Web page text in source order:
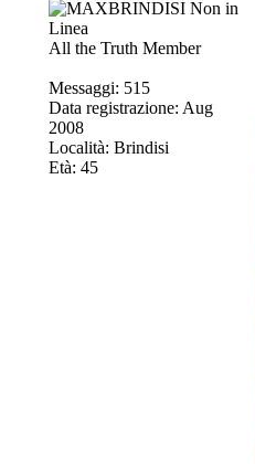
All the Truth Member
Messaggi: 515
Data registrazione: Aug
2008
Località: Brindisi
Età: 45